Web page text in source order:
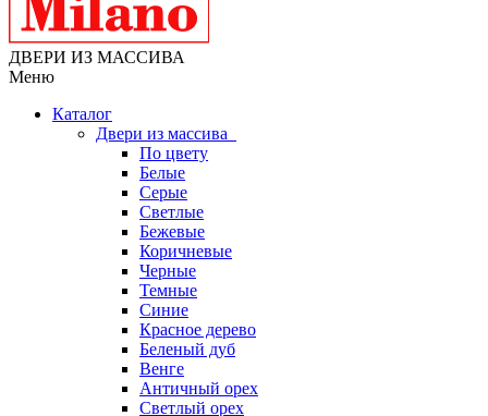
ДВЕРИ ИЗ МАССИВА
Меню
Каталог
Двери из массива
По цвету
Белые
Серые
Светлые
Бежевые
Коричневые
Черные
Темные
Синие
Красное дерево
Беленый дуб
Венге
Античный орех
Светлый орех